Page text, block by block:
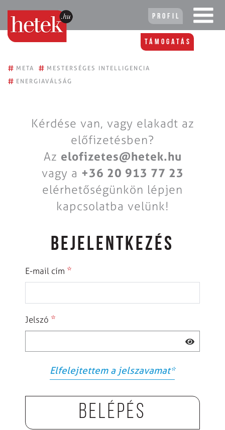
Profil
Támogatás
# META # MESTERSÉGES INTELLIGENCIA
# ENERGIAVÁLSÁG
Kérdése van, vagy elakadt az
előfizetésben?
Az elofizetes@hetek.hu
vagy a +36 20 913 77 23
elérhetőségünkön lépjen
kapcsolatba velünk!
BEJELENTKEZÉS
E-mail cím *
Jelszó *
Elfelejtettem a jelszavamat*
Belépés